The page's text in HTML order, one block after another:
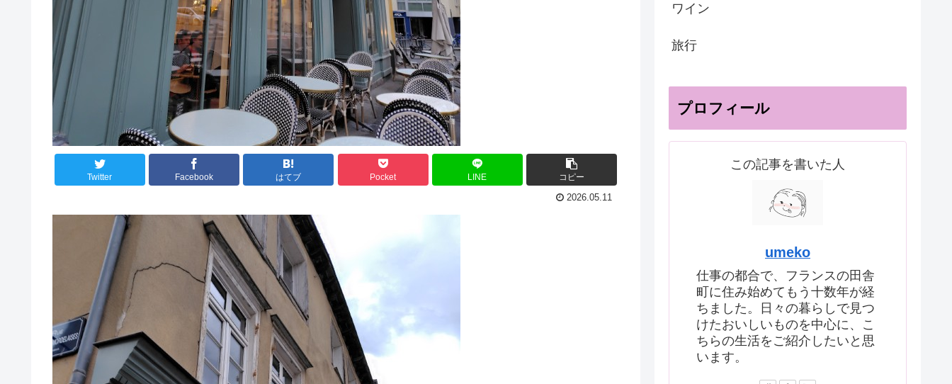
Twitter Facebook はてブ Pocket LINE コピー
2026.05.11
ワイン
旅行
プロフィール
この記事を書いた人
umeko
仕事の都合で、フランスの田舎
町に住み始めてもう十数年が経
ちました。日々の暮らしで見つ
けたおいしいものを中心に、こ
ちらの生活をご紹介したいと思
います。